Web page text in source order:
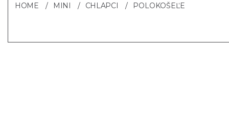
HOME MINI CHLAPCI POLOKOŠEĽE